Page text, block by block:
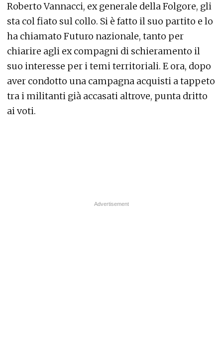
Roberto Vannacci, ex generale della Folgore, gli
sta col fiato sul collo. Si è fatto il suo partito e lo
ha chiamato Futuro nazionale, tanto per
chiarire agli ex compagni di schieramento il
suo interesse per i temi territoriali. E ora, dopo
aver condotto una campagna acquisti a tappeto
tra i militanti già accasati altrove, punta dritto
ai voti.